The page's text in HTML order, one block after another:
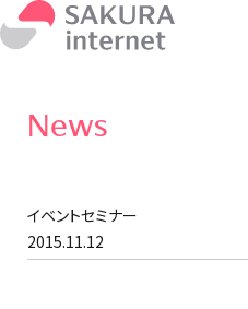
News
イベントセミナー
2015.11.12